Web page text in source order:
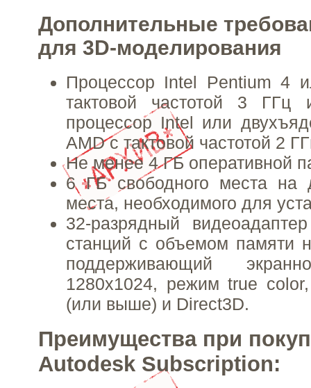
Дополнительные
для 3D-моделирования
Процессор Intel Pentium 4
тактовой частотой 3
процессор Intel или
AMD с тактовой частотой 2
Не менее 4 ГБ оперативной
6 ГБ свободного места на
места, необходимого для
32-разрядный
станций с объемом памяти
поддерживающий
1280x1024, режим true
(или выше) и Direct3D.
Преимущества при
Autodesk Subscription: